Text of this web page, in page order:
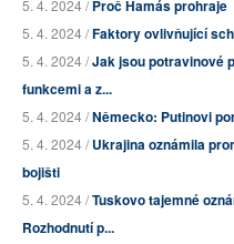
5. 4. 2024 /Proč Hamás prohraje
5. 4. 2024 /Faktory ovlivňující
5. 4. 2024 /Jak jsou potravinové
funkcemi a z...
5. 4. 2024 /Německo: Putinovi
5. 4. 2024 /Ukrajina oznámila
bojišti
5. 4. 2024 /Tuskovo tajemné
Rozhodnutí p...